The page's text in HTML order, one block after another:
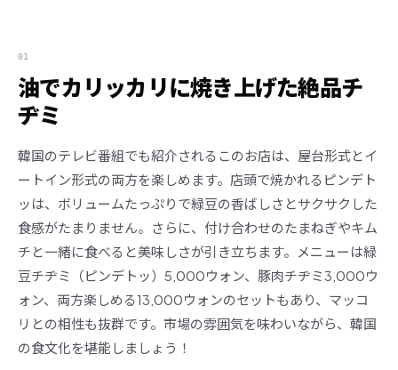
01
油でカリッカリに焼き上げた絶品チ
ヂミ
韓国のテレビ番組でも紹介されるこのお店は、屋台形式とイ
ートイン形式の両方を楽しめます。店頭で焼かれるピンデト
ッは、ボリュームたっぷりで緑豆の香ばしさとサクサクした
食感がたまりません。さらに、付け合わせのたまねぎやキム
チと一緒に食べると美味しさが引き立ちます。メニューは緑
豆チヂミ（ピンデトッ）5,000ウォン、豚肉チヂミ3,000ウ
ォン、両方楽しめる13,000ウォンのセットもあり、マッコ
リとの相性も抜群です。市場の雰囲気を味わいながら、韓国
の食文化を堪能しましょう！